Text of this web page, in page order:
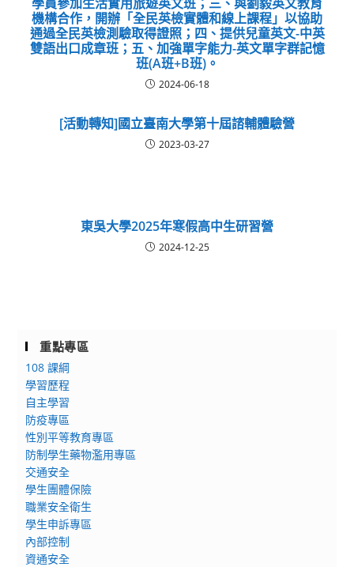
機構合作，開辦「全民英檢實體和線上課程」以協助
通過全民英檢測驗取得證照；四、提供兒童英文-中英
雙語出口成章班；五、加強單字能力-英文單字群記憶
班(A班+B班)。
2024-06-18
[活動轉知]國立臺南大學第十屆諮輔體驗營
2023-03-27
東吳大學2025年寒假高中生研習營
2024-12-25
重點專區
108 課綱
學習歷程
自主學習
防疫專區
性別平等教育專區
防制學生藥物濫用專區
交通安全
學生團體保險
職業安全衛生
學生申訴專區
內部控制
資通安全